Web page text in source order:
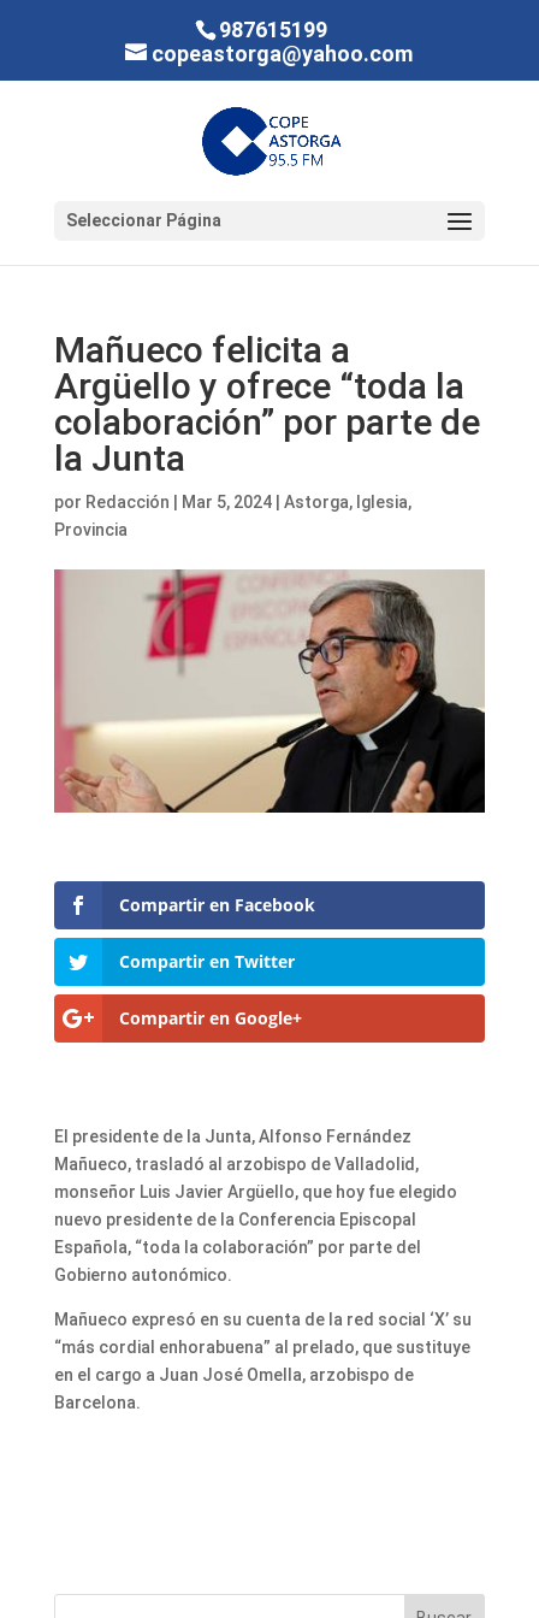
987615199
copeastorga@yahoo.com
Seleccionar Página
Mañueco felicita a
Argüello y ofrece “toda la
colaboración” por parte de
la Junta
por Redacción Mar 5, 2024| Astorga, Iglesia,
Provincia
Compartir en Facebook
Compartir en Twitter
Compartir en Google+
El presidente de la Junta, Alfonso Fernández
Mañueco, trasladó al arzobispo de Valladolid,
monseñor Luis Javier Argüello, que hoy fue elegido
nuevo presidente de la Conferencia Episcopal
Española, “toda la colaboración” por parte del
Gobierno autonómico.
Mañueco expresó en su cuenta de la red social ‘X’ su
“más cordial enhorabuena” al prelado, que sustituye
en el cargo a Juan José Omella, arzobispo de
Barcelona.